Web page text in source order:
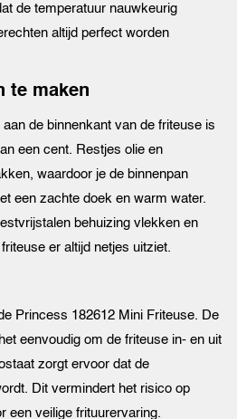
de temperatuur nauwkeurig
altijd perfect worden
te maken
de binnenkant van de friteuse is
een cent. Restjes olie en
waardoor je de binnenpan
een zachte doek en warm water.
behuizing vlekken en
er altijd netjes uitziet.
Princess 182612 Mini Friteuse. De
eenvoudig om de friteuse in- en uit
zorgt ervoor dat de
Dit vermindert het risico op
een veilige frituurervaring.